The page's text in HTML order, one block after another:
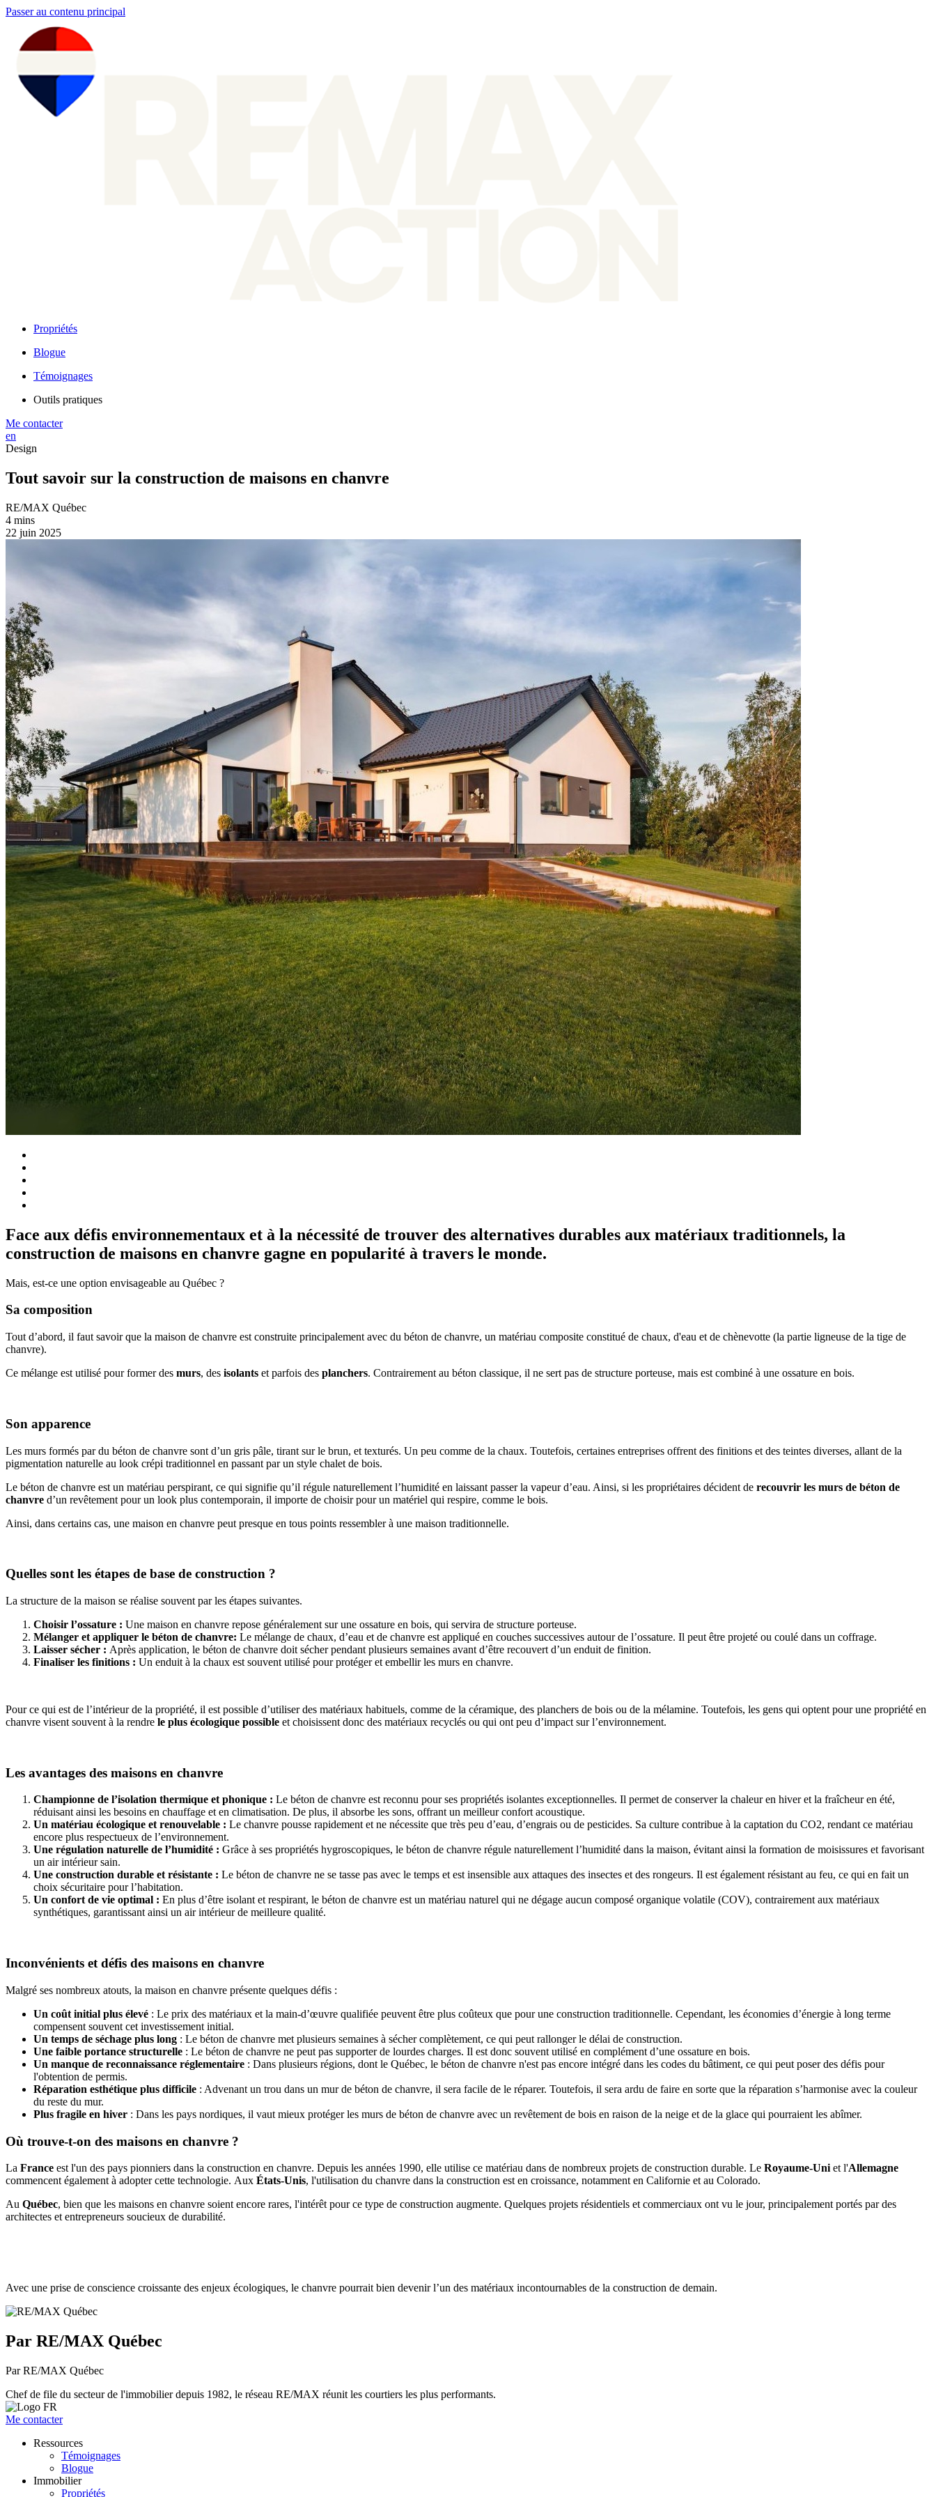
Passer au contenu principal
Propriétés
Blogue
Témoignages
Outils pratiques
Me contacter
en
Design
Tout savoir sur la construction de maisons en chanvre
RE/MAX Québec
4 mins
22 juin 2025
Face aux défis environnementaux et à la nécessité de trouver des alternatives durables aux matériaux traditionnels, la
construction de maisons en chanvre gagne en popularité à travers le monde.
Mais, est-ce une option envisageable au Québec ?
Sa composition
Tout d’abord, il faut savoir que la maison de chanvre est construite principalement avec du béton de chanvre, un matériau composite constitué de chaux, d'eau et de chènevotte (la partie ligneuse de la tige de
chanvre).
Ce mélange est utilisé pour former des murs, des isolants et parfois des planchers. Contrairement au béton classique, il ne sert pas de structure porteuse, mais est combiné à une ossature en bois.
Son apparence
Les murs formés par du béton de chanvre sont d’un gris pâle, tirant sur le brun, et texturés. Un peu comme de la chaux. Toutefois, certaines entreprises offrent des finitions et des teintes diverses, allant de la
pigmentation naturelle au look crépi traditionnel en passant par un style chalet de bois.
Le béton de chanvre est un matériau perspirant, ce qui signifie qu’il régule naturellement l’humidité en laissant passer la vapeur d’eau. Ainsi, si les propriétaires décident de recouvrir les murs de béton de
chanvre d’un revêtement pour un look plus contemporain, il importe de choisir pour un matériel qui respire, comme le bois.
Ainsi, dans certains cas, une maison en chanvre peut presque en tous points ressembler à une maison traditionnelle.
Quelles sont les étapes de base de construction ?
La structure de la maison se réalise souvent par les étapes suivantes.
Choisir l’ossature : Une maison en chanvre repose généralement sur une ossature en bois, qui servira de structure porteuse.
Mélanger et appliquer le béton de chanvre: Le mélange de chaux, d’eau et de chanvre est appliqué en couches successives autour de l’ossature. Il peut être projeté ou coulé dans un coffrage.
Laisser sécher : Après application, le béton de chanvre doit sécher pendant plusieurs semaines avant d’être recouvert d’un enduit de finition.
Finaliser les finitions : Un enduit à la chaux est souvent utilisé pour protéger et embellir les murs en chanvre.
Pour ce qui est de l’intérieur de la propriété, il est possible d’utiliser des matériaux habituels, comme de la céramique, des planchers de bois ou de la mélamine. Toutefois, les gens qui optent pour une propriété en
chanvre visent souvent à la rendre le plus écologique possible et choisissent donc des matériaux recyclés ou qui ont peu d’impact sur l’environnement.
Les avantages des maisons en chanvre
Championne de l’isolation thermique et phonique : Le béton de chanvre est reconnu pour ses propriétés isolantes exceptionnelles. Il permet de conserver la chaleur en hiver et la fraîcheur en été,
réduisant ainsi les besoins en chauffage et en climatisation. De plus, il absorbe les sons, offrant un meilleur confort acoustique.
Un matériau écologique et renouvelable : Le chanvre pousse rapidement et ne nécessite que très peu d’eau, d’engrais ou de pesticides. Sa culture contribue à la captation du CO2, rendant ce matériau
encore plus respectueux de l’environnement.
Une régulation naturelle de l’humidité : Grâce à ses propriétés hygroscopiques, le béton de chanvre régule naturellement l’humidité dans la maison, évitant ainsi la formation de moisissures et favorisant
un air intérieur sain.
Une construction durable et résistante : Le béton de chanvre ne se tasse pas avec le temps et est insensible aux attaques des insectes et des rongeurs. Il est également résistant au feu, ce qui en fait un
choix sécuritaire pour l’habitation.
Un confort de vie optimal : En plus d’être isolant et respirant, le béton de chanvre est un matériau naturel qui ne dégage aucun composé organique volatile (COV), contrairement aux matériaux
synthétiques, garantissant ainsi un air intérieur de meilleure qualité.
Inconvénients et défis des maisons en chanvre
Malgré ses nombreux atouts, la maison en chanvre présente quelques défis :
Un coût initial plus élevé : Le prix des matériaux et la main-d’œuvre qualifiée peuvent être plus coûteux que pour une construction traditionnelle. Cependant, les économies d’énergie à long terme
compensent souvent cet investissement initial.
Un temps de séchage plus long : Le béton de chanvre met plusieurs semaines à sécher complètement, ce qui peut rallonger le délai de construction.
Une faible portance structurelle : Le béton de chanvre ne peut pas supporter de lourdes charges. Il est donc souvent utilisé en complément d’une ossature en bois.
Un manque de reconnaissance réglementaire : Dans plusieurs régions, dont le Québec, le béton de chanvre n'est pas encore intégré dans les codes du bâtiment, ce qui peut poser des défis pour
l'obtention de permis.
Réparation esthétique plus difficile : Advenant un trou dans un mur de béton de chanvre, il sera facile de le réparer. Toutefois, il sera ardu de faire en sorte que la réparation s’harmonise avec la couleur
du reste du mur.
Plus fragile en hiver : Dans les pays nordiques, il vaut mieux protéger les murs de béton de chanvre avec un revêtement de bois en raison de la neige et de la glace qui pourraient les abîmer.
Où trouve-t-on des maisons en chanvre ?
La France est l'un des pays pionniers dans la construction en chanvre. Depuis les années 1990, elle utilise ce matériau dans de nombreux projets de construction durable. Le Royaume-Uni et l'Allemagne
commencent également à adopter cette technologie. Aux États-Unis, l'utilisation du chanvre dans la construction est en croissance, notamment en Californie et au Colorado.
Au Québec, bien que les maisons en chanvre soient encore rares, l'intérêt pour ce type de construction augmente. Quelques projets résidentiels et commerciaux ont vu le jour, principalement portés par des
architectes et entrepreneurs soucieux de durabilité.
Avec une prise de conscience croissante des enjeux écologiques, le chanvre pourrait bien devenir l’un des matériaux incontournables de la construction de demain.
Par RE/MAX Québec
Par RE/MAX Québec
Chef de file du secteur de l'immobilier depuis 1982, le réseau RE/MAX réunit les courtiers les plus performants.
Me contacter
Ressources
Témoignages
Blogue
Immobilier
Propriétés